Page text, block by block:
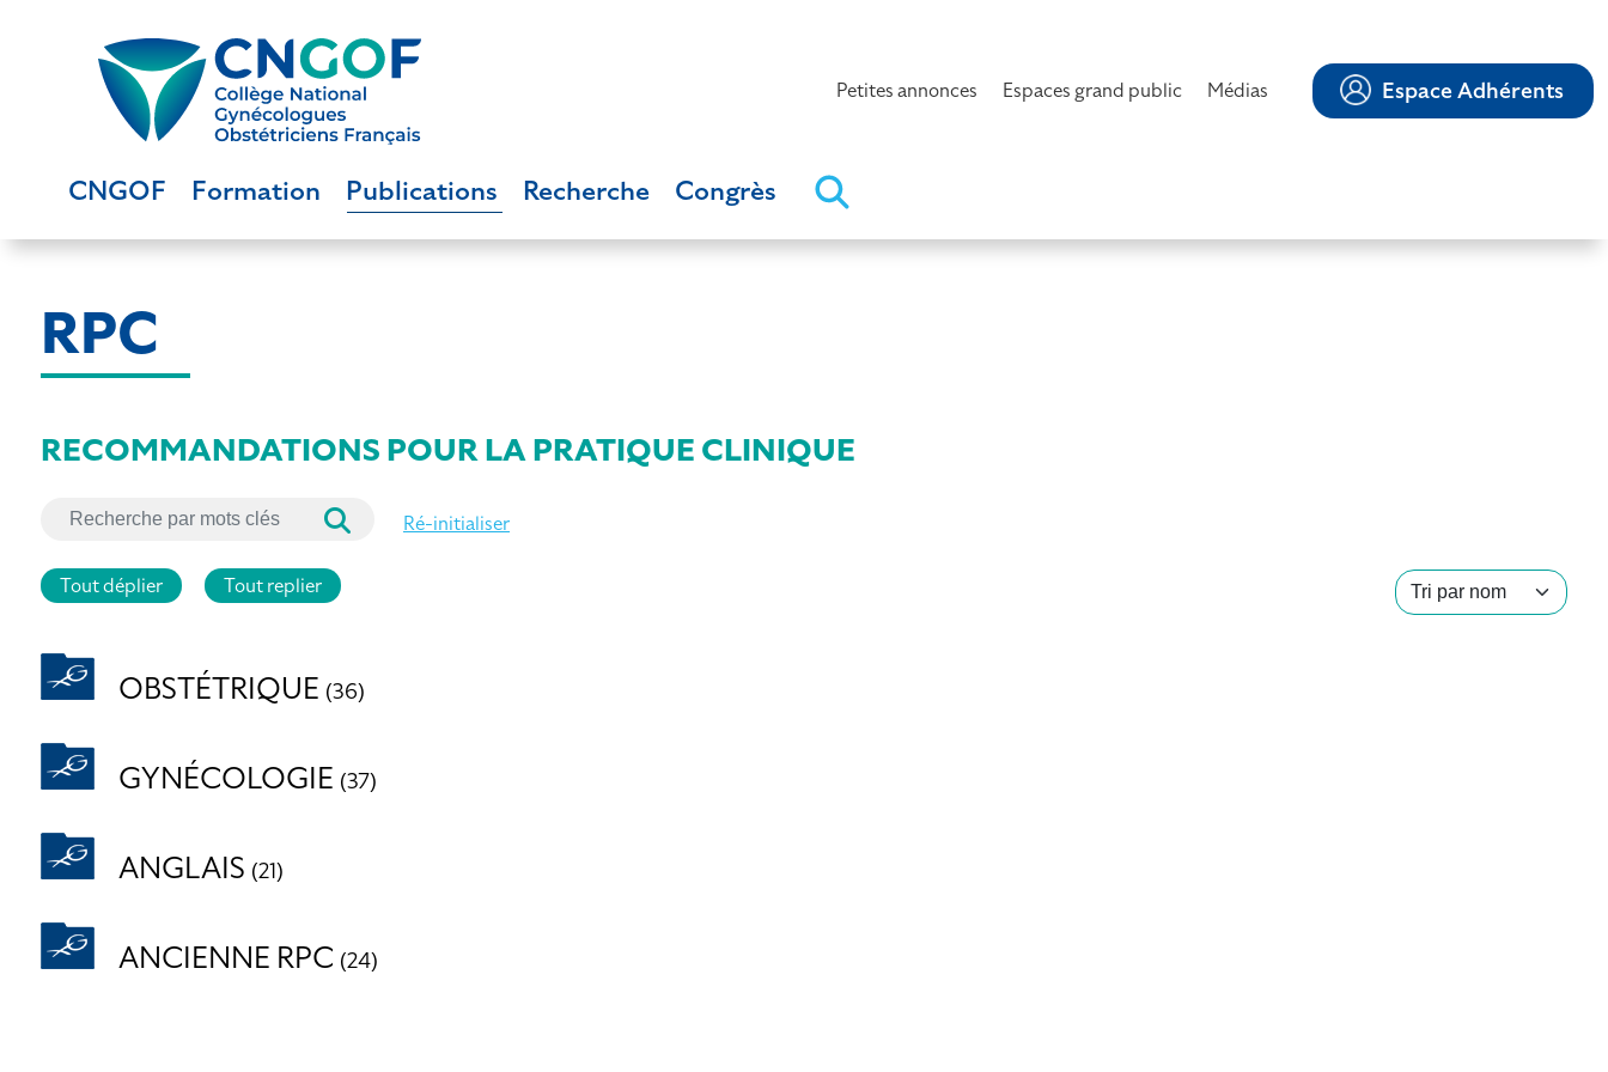
Petites annonces Espaces grand public Médias Espace Adhérents
CNGOF Formation Publications Recherche Congrès
RPC
RECOMMANDATIONS POUR LA PRATIQUE CLINIQUE
Recherche par mots clés Ré-initialiser
Tout déplier Tout replier
OBSTÉTRIQUE (36)
GYNÉCOLOGIE (37)
ANGLAIS (21)
ANCIENNE RPC (24)